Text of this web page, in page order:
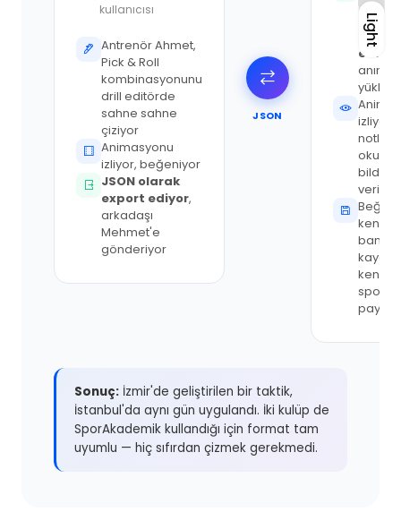
kullanıcısı
Antrenör Ahmet,
Pick & Roll
kombinasyonunu
drill editörde
sahne sahne
çiziyor
Animasyonu
izliyor, beğeniyor
JSON olarak
export ediyor,
arkadaşı
Mehmet'e
gönderiyor
JSON
ediyor
anında
izliyor,
veriyor
kendi
kendi
Sonuç: İzmir'de geliştirilen bir taktik,
İstanbul'da aynı gün uygulandı. İki kulüp de
SporAkademik kullandığı için format tam
uyumlu — hiç sıfırdan çizmek gerekmedi.
Light
Light